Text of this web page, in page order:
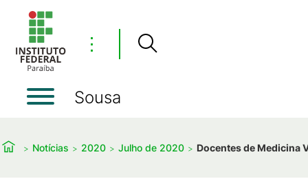
⋮
Sousa
Notícias 2020 Julho de 2020 Docentes de Medicina